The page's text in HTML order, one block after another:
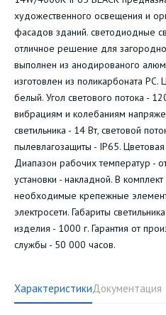
художественного освещения и
фасадов зданий. светодиодные
отличное решение для
выполнен из анодированого
изготовлен из поликарбоната РС.
белый. Угол светового потока -
вибрациям и колебаниям
светильника - 14 Вт, световой
пылевлагозащиты - IP65.
Диапазон рабочих температур -
установки - накладной. В
необходимые крепежные
электросети. Габариты
изделия - 1000 г. Гарантия от
службы - 50 000 часов.
ХарактеристикиДокументация